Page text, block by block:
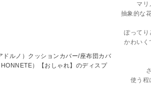
マリ
抽象的な
ぽってり
かわいく
使う程